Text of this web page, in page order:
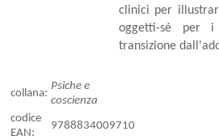
clinici per
oggetti-sé per
transizione
collana:
Psiche e
coscienza
codice
EAN:
9788834009710